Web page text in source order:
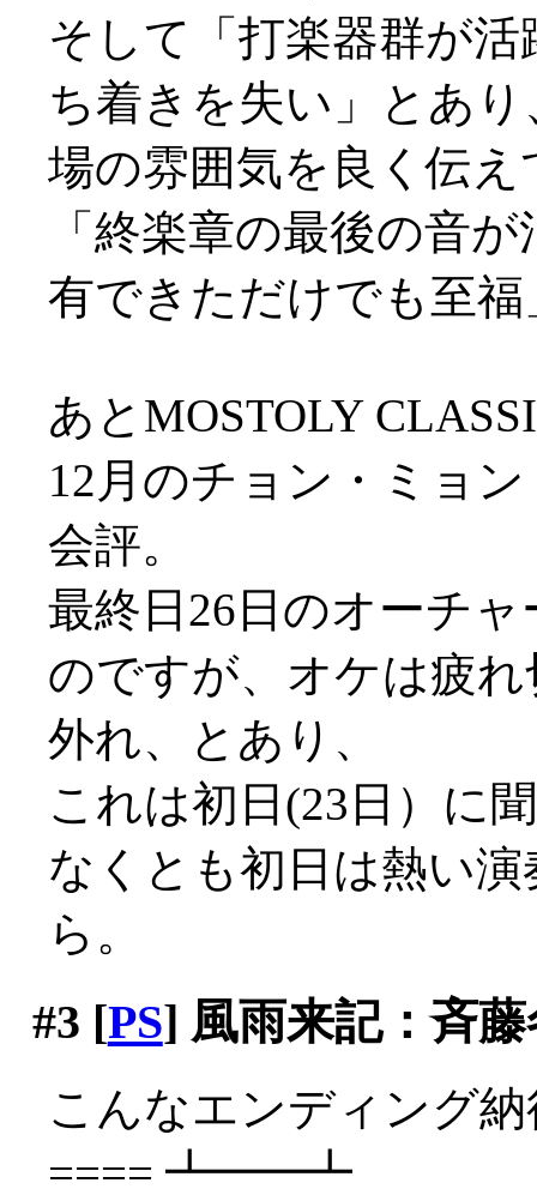
そして「打楽器群が
ち着きを失い」とあ
場の雰囲気を良く伝
「終楽章の最後の音
有できただけでも至
あとMOSTOLY
12月のチョン・ミョ
会評。
最終日26日のオーチ
のですが、オケは疲
外れ、とあり、
これは初日(23日）に
なくとも初日は熱い
ら。
#3 [PS] 風雨来記：斉
こんなエンディング
==== ┻━━┻